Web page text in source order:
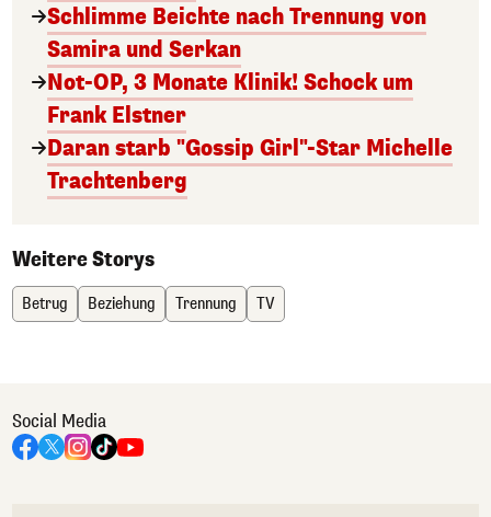
Schlimme Beichte nach Trennung von
Samira und Serkan
Not-OP, 3 Monate Klinik! Schock um
Frank Elstner
Daran starb "Gossip Girl"-Star Michelle
Trachtenberg
Weitere Storys
Betrug Beziehung Trennung TV
Social Media